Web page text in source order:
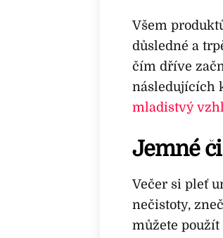
Všem
důsledné a
čím dříve
následujících
mladistvý
Jemné
Večer si pleť
nečistoty,
můžete